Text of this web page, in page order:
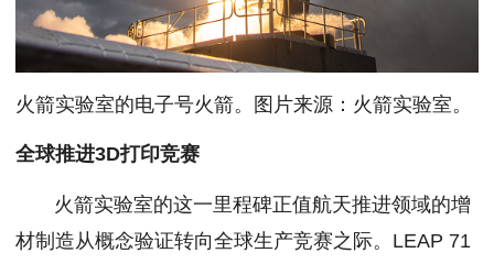
火箭实验室的电子号火箭。图片来源：火箭实验室。
全球推进3D打印竞赛
火箭实验室的这一里程碑正值航天推进领域的增
材制造从概念验证转向全球生产竞赛之际。LEAP 71